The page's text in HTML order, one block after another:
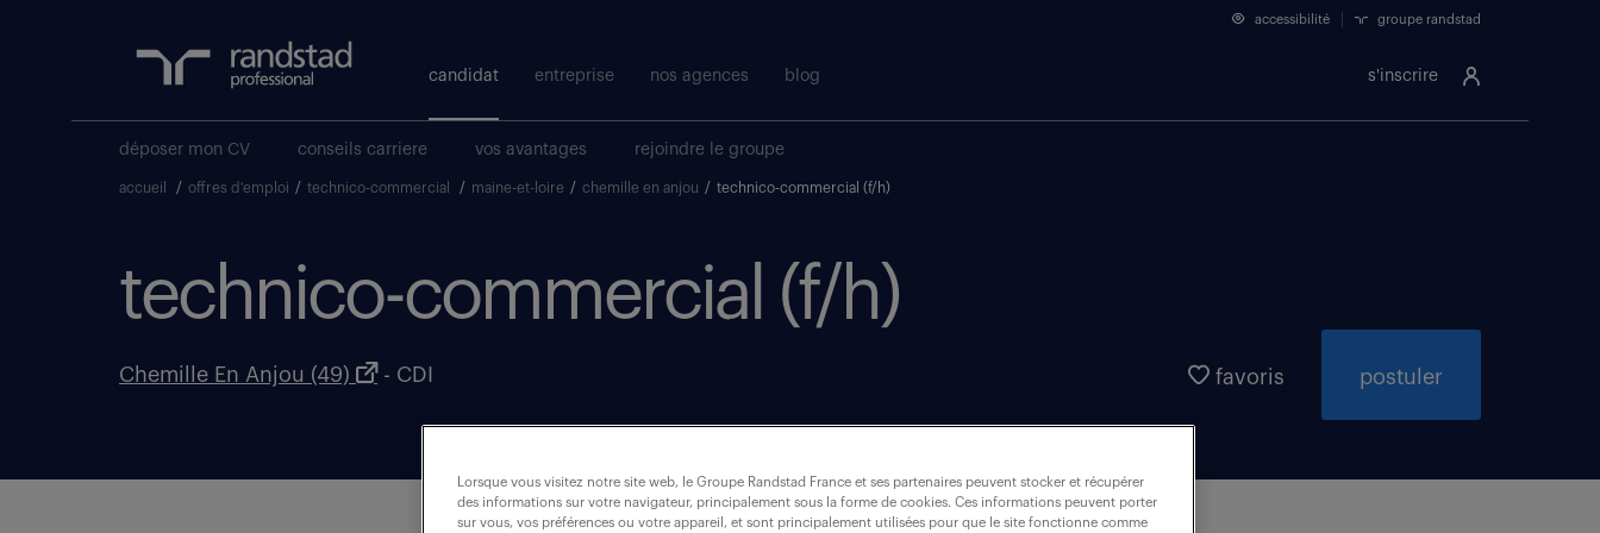
s'inscrire
accessibilité groupe randstad
candidat entreprise nos agences blog
déposer mon CV conseils carriere vos avantages rejoindre le groupe
accueil / offres d'emploi / technico-commercial / maine-et-loire / chemille en anjou / technico-commercial (f/h)
technico-commercial (f/h)
Chemille En Anjou (49) - CDI postuler
favoris
Lorsque vous visitez notre site web, le Groupe Randstad France et ses partenaires peuvent stocker et récupérer
des informations sur votre navigateur, principalement sous la forme de cookies. Ces informations peuvent porter
sur vous, vos préférences ou votre appareil, et sont principalement utilisées pour que le site fonctionne comme